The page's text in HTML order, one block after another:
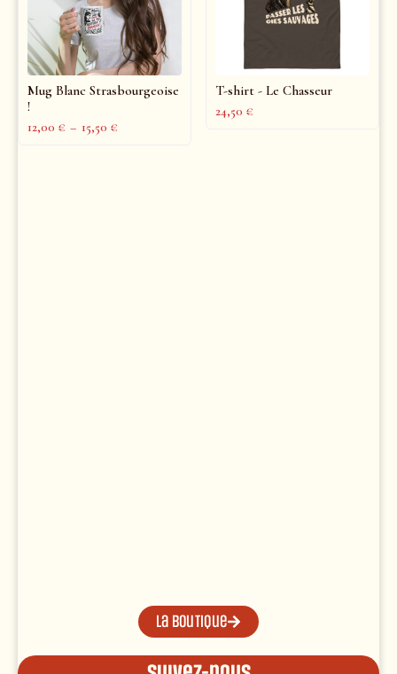
Mug Blanc Strasbourgeoise
!
12,00 € – 15,50 €
T-shirt - Le Chasseur
24,50 €
La boutique